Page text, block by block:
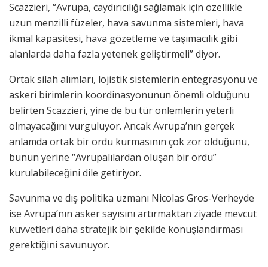
Scazzieri, “Avrupa, caydırıcılığı sağlamak için özellikle
uzun menzilli füzeler, hava savunma sistemleri, hava
ikmal kapasitesi, hava gözetleme ve taşımacılık gibi
alanlarda daha fazla yetenek geliştirmeli” diyor.
Ortak silah alımları, lojistik sistemlerin entegrasyonu ve
askeri birimlerin koordinasyonunun önemli olduğunu
belirten Scazzieri, yine de bu tür önlemlerin yeterli
olmayacağını vurguluyor. Ancak Avrupa’nın gerçek
anlamda ortak bir ordu kurmasının çok zor olduğunu,
bunun yerine “Avrupalılardan oluşan bir ordu”
kurulabileceğini dile getiriyor.
Savunma ve dış politika uzmanı Nicolas Gros-Verheyde
ise Avrupa’nın asker sayısını artırmaktan ziyade mevcut
kuvvetleri daha stratejik bir şekilde konuşlandırması
gerektiğini savunuyor.